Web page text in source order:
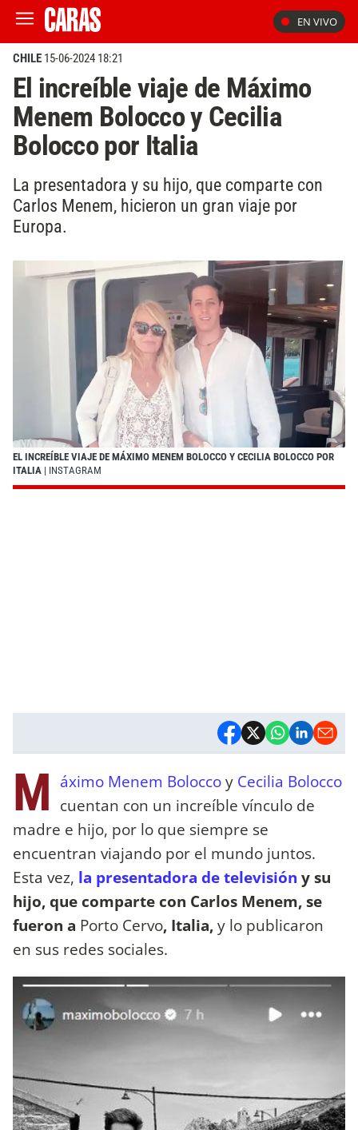
EN VIVO
CHILE 15-06-2024 18:21
El increíble viaje de Máximo
Menem Bolocco y Cecilia
Bolocco por Italia
La presentadora y su hijo, que comparte con
Carlos Menem, hicieron un gran viaje por
Europa.
EL INCREÍBLE VIAJE DE MÁXIMO MENEM BOLOCCO Y CECILIA BOLOCCO POR
ITALIA | INSTAGRAM
M áximo Menem Boloccoy Cecilia Bolocco
cuentan con un increíble vínculo de
madre e hijo, por lo que siempre se
encuentran viajando por el mundo juntos.
Esta vez, la presentadora de televisión y su
hijo, que comparte con Carlos Menem, se
fueron a Porto Cervo, Italia,y lo publicaron
en sus redes sociales.